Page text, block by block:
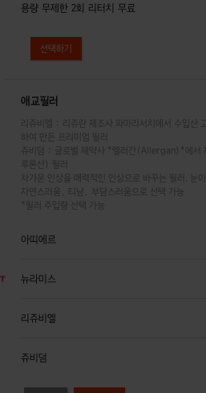
용량 무제한 2회 리터치 무료
애교필러
리쥬비엘 : 리쥬란 제조사 파마리서치에서 수입산
하여 만든 프리미엄 필러
쥬비덤 : 글로벌 제약사 *엘러간(Allergan)*에서
루론산) 필러
차가운 인상을 매력적인 인상으로 바꾸는 필러.눈이
자연스러움, 티남, 부담스러움으로 선택 가능
*필러 주입량 선택 가능
아띠에르
뉴라미스
리쥬비엘
쥬비덤